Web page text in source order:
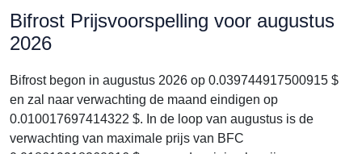
Bifrost Prijsvoorspelling voor augustus
2026
Bifrost begon in augustus 2026 op 0.039744917500915 $
en zal naar verwachting de maand eindigen op
0.010017697414322 $. In de loop van augustus is de
verwachting van maximale prijs van BFC